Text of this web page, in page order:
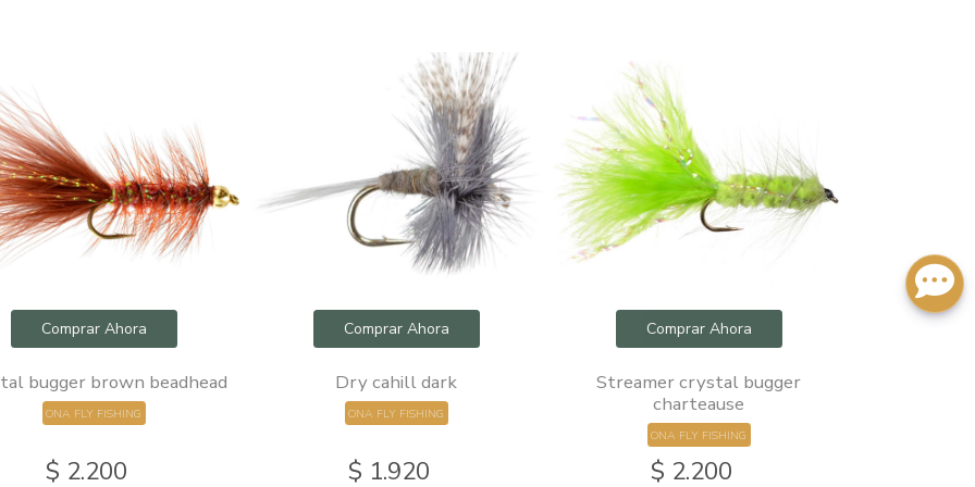
Comprar Ahora
bugger brown beadhead
ONA FLY FISHING
$ 2.200
Comprar Ahora
Dry cahill dark
ONA FLY FISHING
$ 1.920
Comprar Ahora
Streamer crystal bugger
charteause
ONA FLY FISHING
$ 2.200